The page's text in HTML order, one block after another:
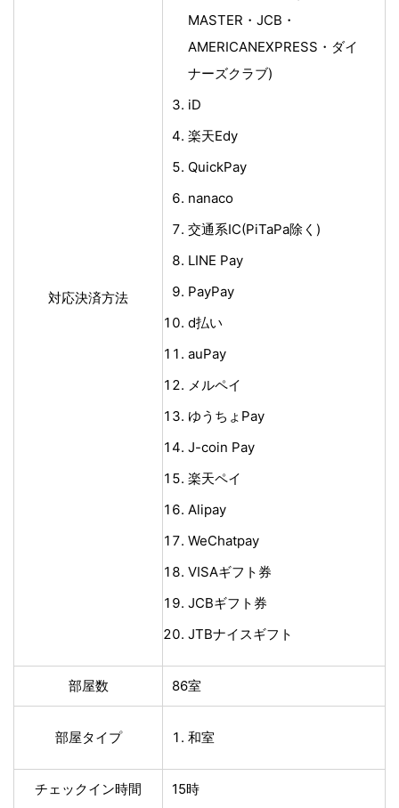
対応決済方法
MASTER・JCB・
AMERICANEXPRESS・ダイ
ナーズクラブ)
iD
楽天Edy
QuickPay
nanaco
交通系IC(PiTaPa除く)
LINE Pay
PayPay
d払い
auPay
メルペイ
ゆうちょPay
J-coin Pay
楽天ペイ
Alipay
WeChatpay
VISAギフト券
JCBギフト券
JTBナイスギフト
部屋数 86室
部屋タイプ 和室
チェックイン時間 15時